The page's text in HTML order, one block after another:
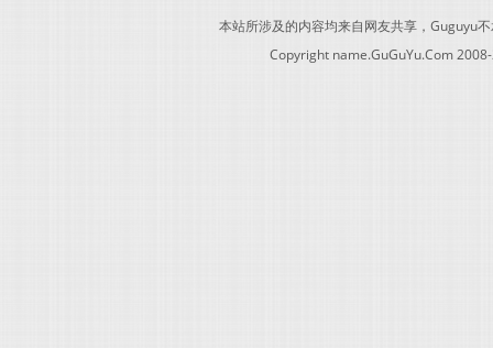
本站所涉及的内容均来自网友共享，Guguyu
Copyright name.GuGuYu.Com